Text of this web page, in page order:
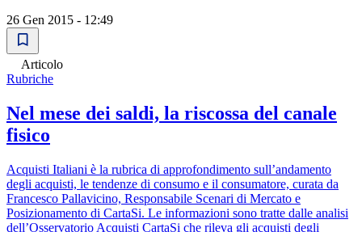
26 Gen 2015 - 12:49
Articolo
Rubriche
Nel mese dei saldi, la riscossa del canale
fisico
Acquisti Italiani è la rubrica di approfondimento sull’andamento
degli acquisti, le tendenze di consumo e il consumatore, curata da
Francesco Pallavicino, Responsabile Scenari di Mercato e
Posizionamento di CartaSi. Le informazioni sono tratte dalle analisi
dell’Osservatorio Acquisti CartaSi che rileva gli acquisti degli